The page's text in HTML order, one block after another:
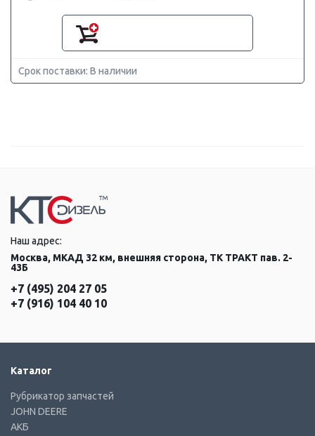
Срок поставки: В наличии
Наш адрес:
Москва, МКАД 32 км, внешняя сторона, ТК ТРАКТ пав. 2-
43Б
+7 (495) 204 27 05
+7 (916) 104 40 10
Каталог
Рубрикатор запчастей
JOHN DEERE
АКБ